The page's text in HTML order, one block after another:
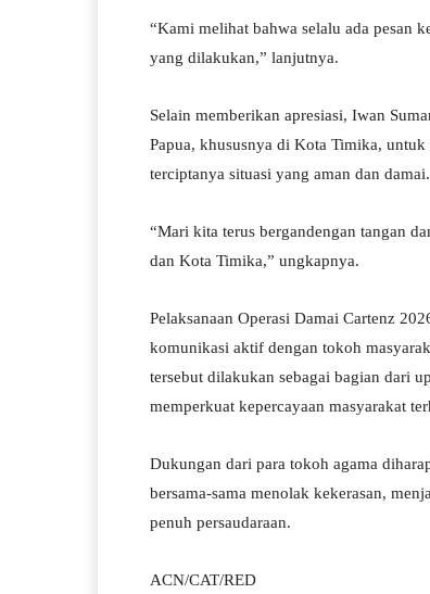
“Kami melihat bahwa selalu ada pesan
yang dilakukan,” lanjutnya.
Selain memberikan apresiasi, Iwan
Papua, khususnya di Kota Timika,
terciptanya situasi yang aman dan damai.
“Mari kita terus bergandengan tangan
dan Kota Timika,” ungkapnya.
Pelaksanaan Operasi Damai Cartenz
komunikasi aktif dengan tokoh
tersebut dilakukan sebagai bagian dari
memperkuat kepercayaan masyarakat
Dukungan dari para tokoh agama
bersama-sama menolak kekerasan,
penuh persaudaraan.
ACN/CAT/RED